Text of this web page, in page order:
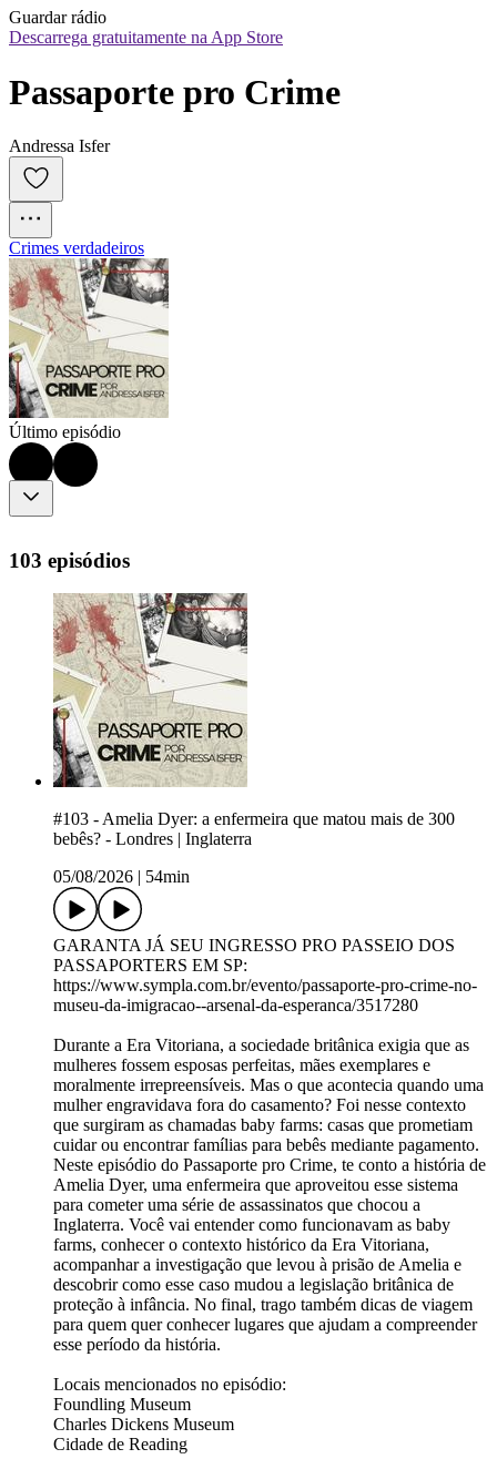
Guardar rádio
Descarrega gratuitamente na App Store
Passaporte pro Crime
Andressa Isfer
Crimes verdadeiros
Último episódio
103 episódios
#103 - Amelia Dyer: a enfermeira que matou mais de 300
bebês? - Londres | Inglaterra
05/08/2026
54min
GARANTA JÁ SEU INGRESSO PRO PASSEIO DOS
PASSAPORTERS EM SP:
https://www.sympla.com.br/evento/passaporte-pro-crime-no-
museu-da-imigracao--arsenal-da-esperanca/3517280
Durante a Era Vitoriana, a sociedade britânica exigia que as
mulheres fossem esposas perfeitas, mães exemplares e
moralmente irrepreensíveis. Mas o que acontecia quando uma
mulher engravidava fora do casamento? Foi nesse contexto
que surgiram as chamadas baby farms: casas que prometiam
cuidar ou encontrar famílias para bebês mediante pagamento.
Neste episódio do Passaporte pro Crime, te conto a história de
Amelia Dyer, uma enfermeira que aproveitou esse sistema
para cometer uma série de assassinatos que chocou a
Inglaterra. Você vai entender como funcionavam as baby
farms, conhecer o contexto histórico da Era Vitoriana,
acompanhar a investigação que levou à prisão de Amelia e
descobrir como esse caso mudou a legislação britânica de
proteção à infância. No final, trago também dicas de viagem
para quem quer conhecer lugares que ajudam a compreender
esse período da história.
Locais mencionados no episódio:
Foundling Museum
Charles Dickens Museum
Cidade de Reading